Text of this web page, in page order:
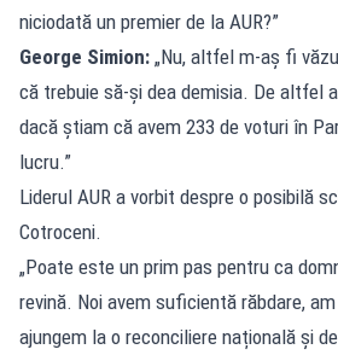
niciodată un premier de la AUR?”
George Simion: „Nu, altfel m-aș fi
că trebuie să-și dea demisia. De altfel
dacă știam că avem 233 de voturi în
lucru.”
Liderul AUR a vorbit despre o posibilă
Cotroceni.
„Poate este un prim pas pentru ca
revină. Noi avem suficientă răbdare,
ajungem la o reconciliere națională și